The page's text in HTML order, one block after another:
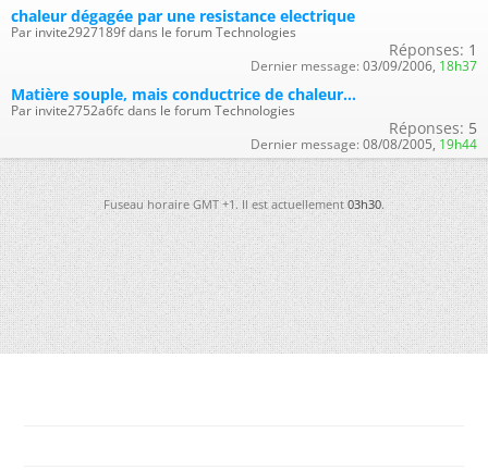
chaleur dégagée par une resistance electrique
Par invite2927189f dans le forum Technologies
Réponses: 1
Dernier message: 03/09/2006, 18h37
Matière souple, mais conductrice de chaleur...
Par invite2752a6fc dans le forum Technologies
Réponses: 5
Dernier message: 08/08/2005, 19h44
Fuseau horaire GMT +1. Il est actuellement03h30.